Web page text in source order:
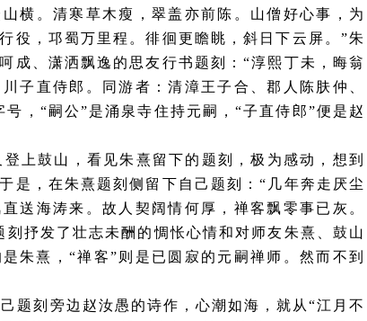
横。清寒草木瘦，翠盖亦前陈。山僧好心事，为
役，邛蜀万里程。徘徊更瞻眺，斜日下云屏。”朱
成、潇洒飘逸的思友行书题刻：“淳熙丁未，晦翁
子直侍郎。同游者：清漳王子合、郡人陈肤仲、
，“嗣公”是涌泉寺住持元嗣，“子直侍郎”便是赵
上鼓山，看见朱熹留下的题刻，极为感动，想到
是，在朱熹题刻侧留下自己题刻：“几年奔走厌尘
送海涛来。故人契阔情何厚，禅客飘零事已灰。
抒发了壮志未酬的惆怅心情和对师友朱熹、鼓山
朱熹，“禅客”则是已圆寂的元嗣禅师。然而不到
题刻旁边赵汝愚的诗作，心潮如海，就从 “江月不